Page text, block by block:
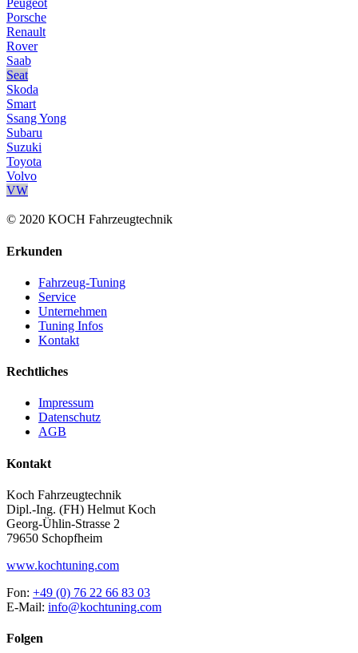
Peugeot
Porsche
Renault
Rover
Saab
Seat
Skoda
Smart
Ssang Yong
Subaru
Suzuki
Toyota
Volvo
VW
© 2020 KOCH Fahrzeugtechnik
Erkunden
Fahrzeug-Tuning
Service
Unternehmen
Tuning Infos
Kontakt
Rechtliches
Impressum
Datenschutz
AGB
Kontakt
Koch Fahrzeugtechnik
Dipl.-Ing. (FH) Helmut Koch
Georg-Ühlin-Strasse 2
79650 Schopfheim
www.kochtuning.com
Fon: +49 (0) 76 22 66 83 03
E-Mail: info@kochtuning.com
Folgen